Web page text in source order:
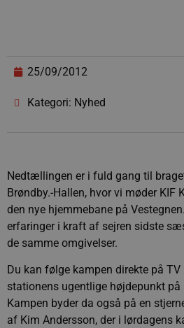
25/09/2012
Kategori: Nyhed
Nedtællingen er i fuld gang til
Brøndby.-Hallen, hvor vi møder KIF
den nye hjemmebane på
erfaringer i kraft af sejren sidste
de samme omgivelser.
Du kan følge kampen direkte på
stationens ugentlige højdepunkt
Kampen byder da også på en
af Kim Andersson, der i lørdagens